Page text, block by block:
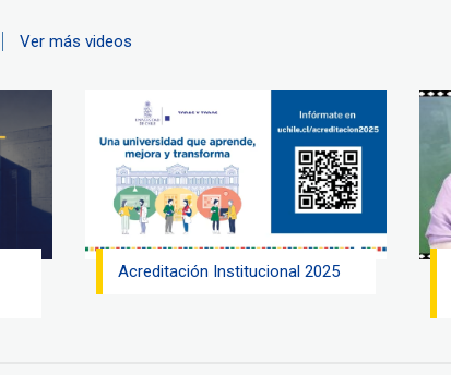
Ver más videos
Acreditación Institucional 2025